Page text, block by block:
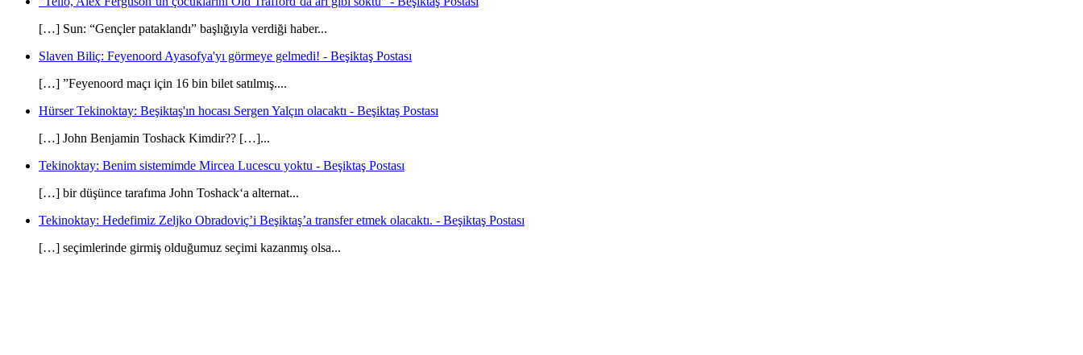
[…] Sun: “Gençler pataklandı” başlığıyla verdiği haber...
Slaven Biliç: Feyenoord Ayasofya'yı görmeye gelmedi! - Beşiktaş Postası
[…] ”Feyenoord maçı için 16 bin bilet satılmış....
Hürser Tekinoktay: Beşiktaş'ın hocası Sergen Yalçın olacaktı - Beşiktaş Postası
[…] John Benjamin Toshack Kimdir?? […]...
Tekinoktay: Benim sistemimde Mircea Lucescu yoktu - Beşiktaş Postası
[…] bir düşünce tarafıma John Toshack‘a alternat...
Tekinoktay: Hedefimiz Zeljko Obradoviç’i Beşiktaş’a transfer etmek olacaktı. - Beşiktaş Postası
[…] seçimlerinde girmiş olduğumuz seçimi kazanmış olsa...